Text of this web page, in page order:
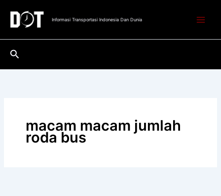
konten
Informasi Transportasi Indonesia Dan Dunia
Cari
macam macam jumlah
roda bus